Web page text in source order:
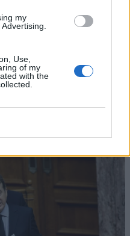
my
Use,
of my
with the